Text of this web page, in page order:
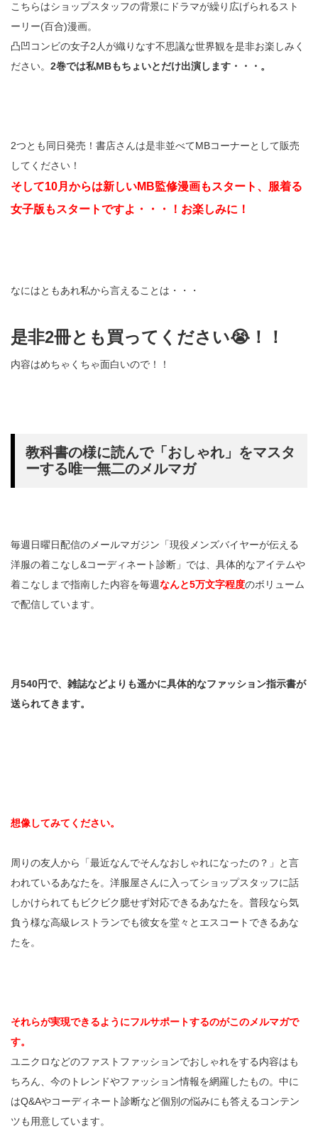
こちらはショップスタッフの背景にドラマが繰り広げられるスト
ーリー(百合)漫画。
凸凹コンビの女子2人が織りなす不思議な世界観を是非お楽しみく
ださい。 2巻では私MBもちょいとだけ出演します・・・。
2つとも同日発売！書店さんは是非並べてMBコーナーとして販売
してください！
そして10月からは新しいMB監修漫画もスタート、服着る
女子版もスタートですよ・・・！お楽しみに！
なにはともあれ私から言えることは・・・
是非2冊とも買ってください😭！！
内容はめちゃくちゃ面白いので！！
教科書の様に読んで「おしゃれ」をマスタ
ーする唯一無二のメルマガ
毎週日曜日配信のメールマガジン「現役メンズバイヤーが伝える
洋服の着こなし&コーディネート診断」では、具体的なアイテムや
着こなしまで指南した内容を毎週なんと5万文字程度のボリューム
で配信しています。
月540円で、雑誌などよりも遥かに具体的なファッション指示書が
送られてきます。
想像してみてください。
周りの友人から「最近なんでそんなおしゃれになったの？」と言
われているあなたを。洋服屋さんに入ってショップスタッフに話
しかけられてもビクビク臆せず対応できるあなたを。普段なら気
負う様な高級レストランでも彼女を堂々とエスコートできるあな
たを。
それらが実現できるようにフルサポートするのがこのメルマガで
す。
ユニクロなどのファストファッションでおしゃれをする内容はも
ちろん、今のトレンドやファッション情報を網羅したもの。中に
はQ&Aやコーディネート診断など個別の悩みにも答えるコンテン
ツも用意しています。